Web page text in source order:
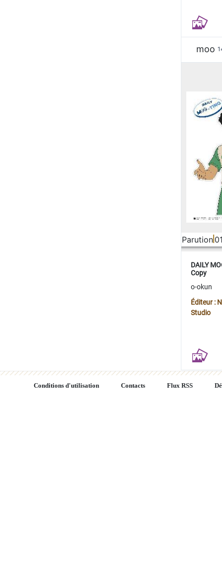
moo
Parution
DAILY
Copy
o-okun
Éditeur :
Studio
Conditions d'utilisation Contacts Flux RSS